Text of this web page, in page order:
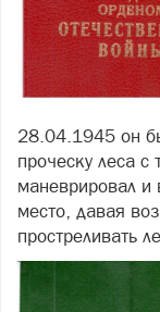
28.04.1945 он
проческу леса
маневрировал
место, давая
простреливать